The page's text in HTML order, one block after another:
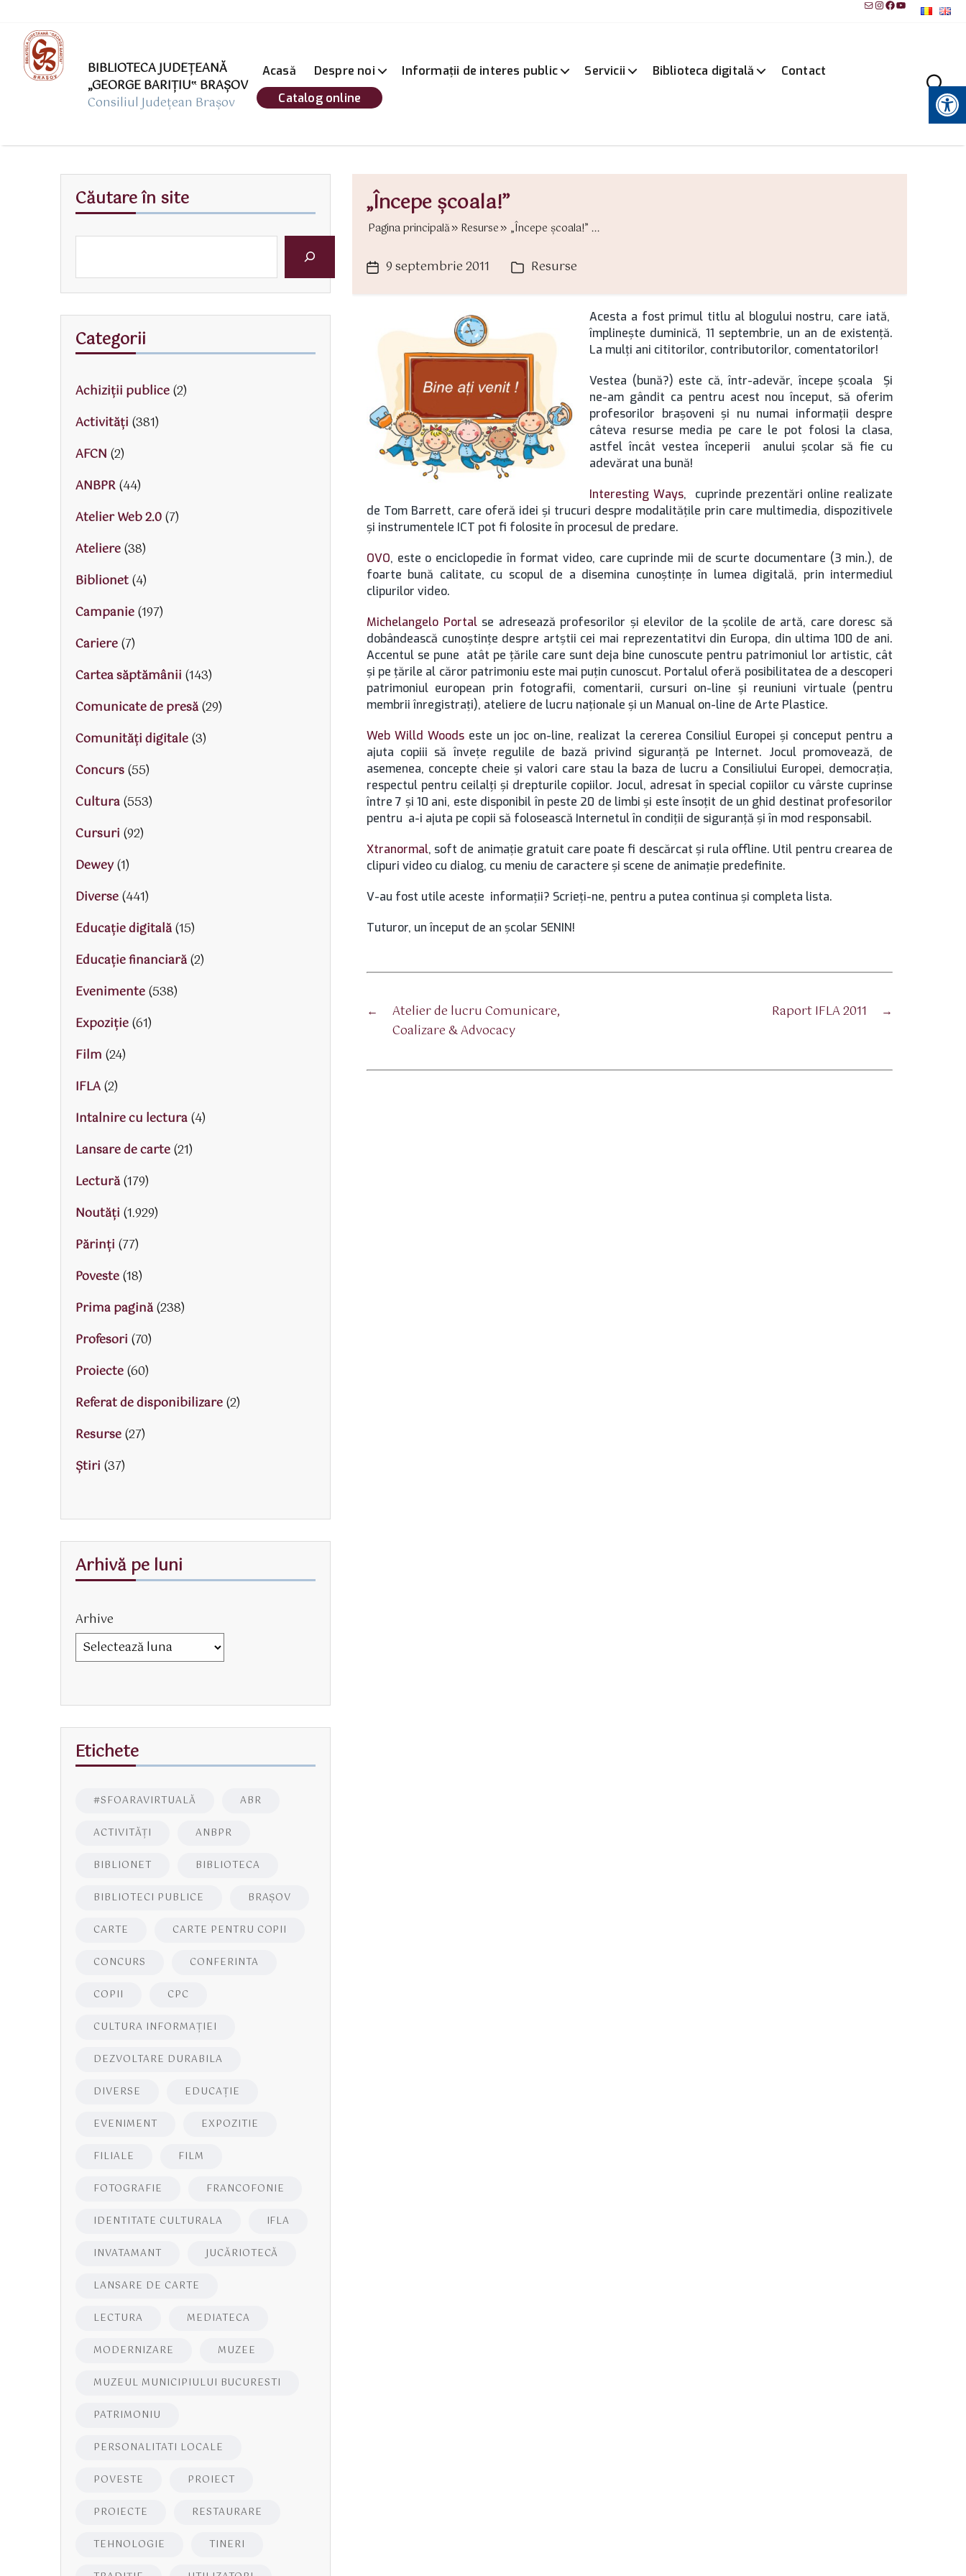
MailInstagram
Facebook
YouTube
BIBLIOTECA JUDEȚEANĂ
„GEORGE BARIŢIU‟ BRAŞOV
Consiliul Județean Brașov
Acasă Despre noi Informații de interes public Servicii Biblioteca digitală
Contact
Catalog online
Instrumente pentru accesibilitate
„Începe şcoala!”
Pagina principală Resurse „Începe şcoala!” ...
Dată9 septembrie 2011 Categorii
Resurse
Acesta a fost primul titlu al blogului nostru, care iată,
împlineşte duminică, 11 septembrie, un an de existenţă.
La mulţi ani cititorilor, contributorilor, comentatorilor!
Vestea (bună?) este că, într-adevăr, începe şcoala Şi
ne-am gândit ca pentru acest nou început, să oferim
profesorilor braşoveni şi nu numai informaţii despre
câteva resurse media pe care le pot folosi la clasa,
astfel încât vestea începerii anului şcolar să fie cu
adevărat una bună!
Interesting Ways, cuprinde prezentări online realizate
de Tom Barrett, care oferă idei şi trucuri despre modalităţile prin care multimedia, dispozitivele
şi instrumentele ICT pot fi folosite în procesul de predare.
OVO, este o enciclopedie în format video, care cuprinde mii de scurte documentare (3 min.), de
foarte bună calitate, cu scopul de a disemina cunoştinţe în lumea digitală, prin intermediul
clipurilor video.
Michelangelo Portalse adresează profesorilor şi elevilor de la şcolile de artă, care doresc să
dobândească cunoştinţe despre artştii cei mai reprezentatitvi din Europa, din ultima 100 de ani.
Accentul se pune atât pe ţările care sunt deja bine cunoscute pentru patrimoniul lor artistic, cât
şi pe ţările al căror patrimoniu este mai puţin cunoscut. Portalul oferă posibilitatea de a descoperi
patrimoniul european prin fotografii, comentarii, cursuri on-line şi reuniuni virtuale (pentru
membrii înregistraţi), ateliere de lucru naţionale şi un Manual on-line de Arte Plastice.
Web Willd Woods este un joc on-line, realizat la cererea Consiliul Europei şi conceput pentru a
ajuta copiii să înveţe regulile de bază privind siguranţă pe Internet. Jocul promovează, de
asemenea, concepte cheie şi valori care stau la baza de lucru a Consiliului Europei, democraţia,
respectul pentru ceilalţi şi drepturile copiilor. Jocul, adresat în special copiilor cu vârste cuprinse
între 7 şi 10 ani, este disponibil în peste 20 de limbi şi este însoţit de un ghid destinat profesorilor
pentru a-i ajuta pe copii să folosească Internetul în condiţii de siguranţă şi în mod responsabil.
Xtranormal, soft de animaţie gratuit care poate fi descărcat şi rula offline. Util pentru crearea de
clipuri video cu dialog, cu meniu de caractere şi scene de animaţie predefinite.
V-au fost utile aceste informaţii? Scrieţi-ne, pentru a putea continua şi completa lista.
Tuturor, un început de an şcolar SENIN!
←
Atelier de lucru Comunicare,
Coalizare & Advocacy
→
Raport IFLA 2011
Căutare în site
Categorii
Achiziții publice(2)
Activităţi (381)
AFCN (2)
ANBPR(44)
Atelier Web 2.0(7)
Ateliere(38)
Biblionet(4)
Campanie(197)
Cariere(7)
Cartea săptămânii (143)
Comunicate de presă(29)
Comunități digitale(3)
Concurs(55)
Cultura(553)
Cursuri (92)
Dewey(1)
Diverse(441)
Educaţie digitală(15)
Educaţie financiară(2)
Evenimente(538)
Expoziție(61)
Film (24)
IFLA(2)
Intalnire cu lectura(4)
Lansare de carte(21)
Lectură(179)
Noutăți (1.929)
Părinţi (77)
Poveste(18)
Prima pagină(238)
Profesori (70)
Proiecte(60)
Referat de disponibilizare(2)
Resurse(27)
Știri (37)
Arhivă pe luni
Arhive
Etichete
#SFOARAVIRTUALĂ ABR
ACTIVITĂŢI ANBPR
BIBLIONET BIBLIOTECA
BIBLIOTECI PUBLICE BRAŞOV
CARTE CARTE PENTRU COPII
CONCURS CONFERINTA
COPII CPC
CULTURA INFORMAŢIEI
DEZVOLTARE DURABILA
DIVERSE EDUCAŢIE
EVENIMENT EXPOZITIE
FILIALE FILM
FOTOGRAFIE FRANCOFONIE
IDENTITATE CULTURALA IFLA
INVATAMANT JUCĂRIOTECĂ
LANSARE DE CARTE
LECTURA MEDIATECA
MODERNIZARE MUZEE
MUZEUL MUNICIPIULUI BUCURESTI
PATRIMONIU
PERSONALITATI LOCALE
POVESTE PROIECT
PROIECTE RESTAURARE
TEHNOLOGIE TINERI